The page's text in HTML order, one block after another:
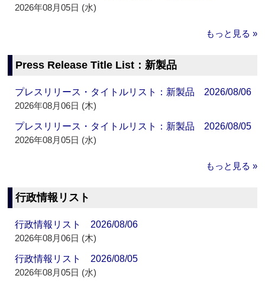
2026年08月05日 (水)
もっと見る »
Press Release Title List：新製品
プレスリリース・タイトルリスト：新製品 2026/08/06
2026年08月06日 (木)
プレスリリース・タイトルリスト：新製品 2026/08/05
2026年08月05日 (水)
もっと見る »
行政情報リスト
行政情報リスト 2026/08/06
2026年08月06日 (木)
行政情報リスト 2026/08/05
2026年08月05日 (水)